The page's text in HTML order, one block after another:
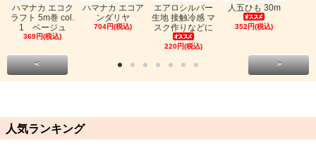
ハマナカ エコク
ラフト 5m巻 col.
1 ベージュ
369円(税込)
ハマナカ エコア
ンダリヤ
704円(税込)
エアロシルバー
生地 接触冷感 マ
スク作りなどに
220円(税込)
人五ひも 30m
352円(税込)
< >
人気ランキング